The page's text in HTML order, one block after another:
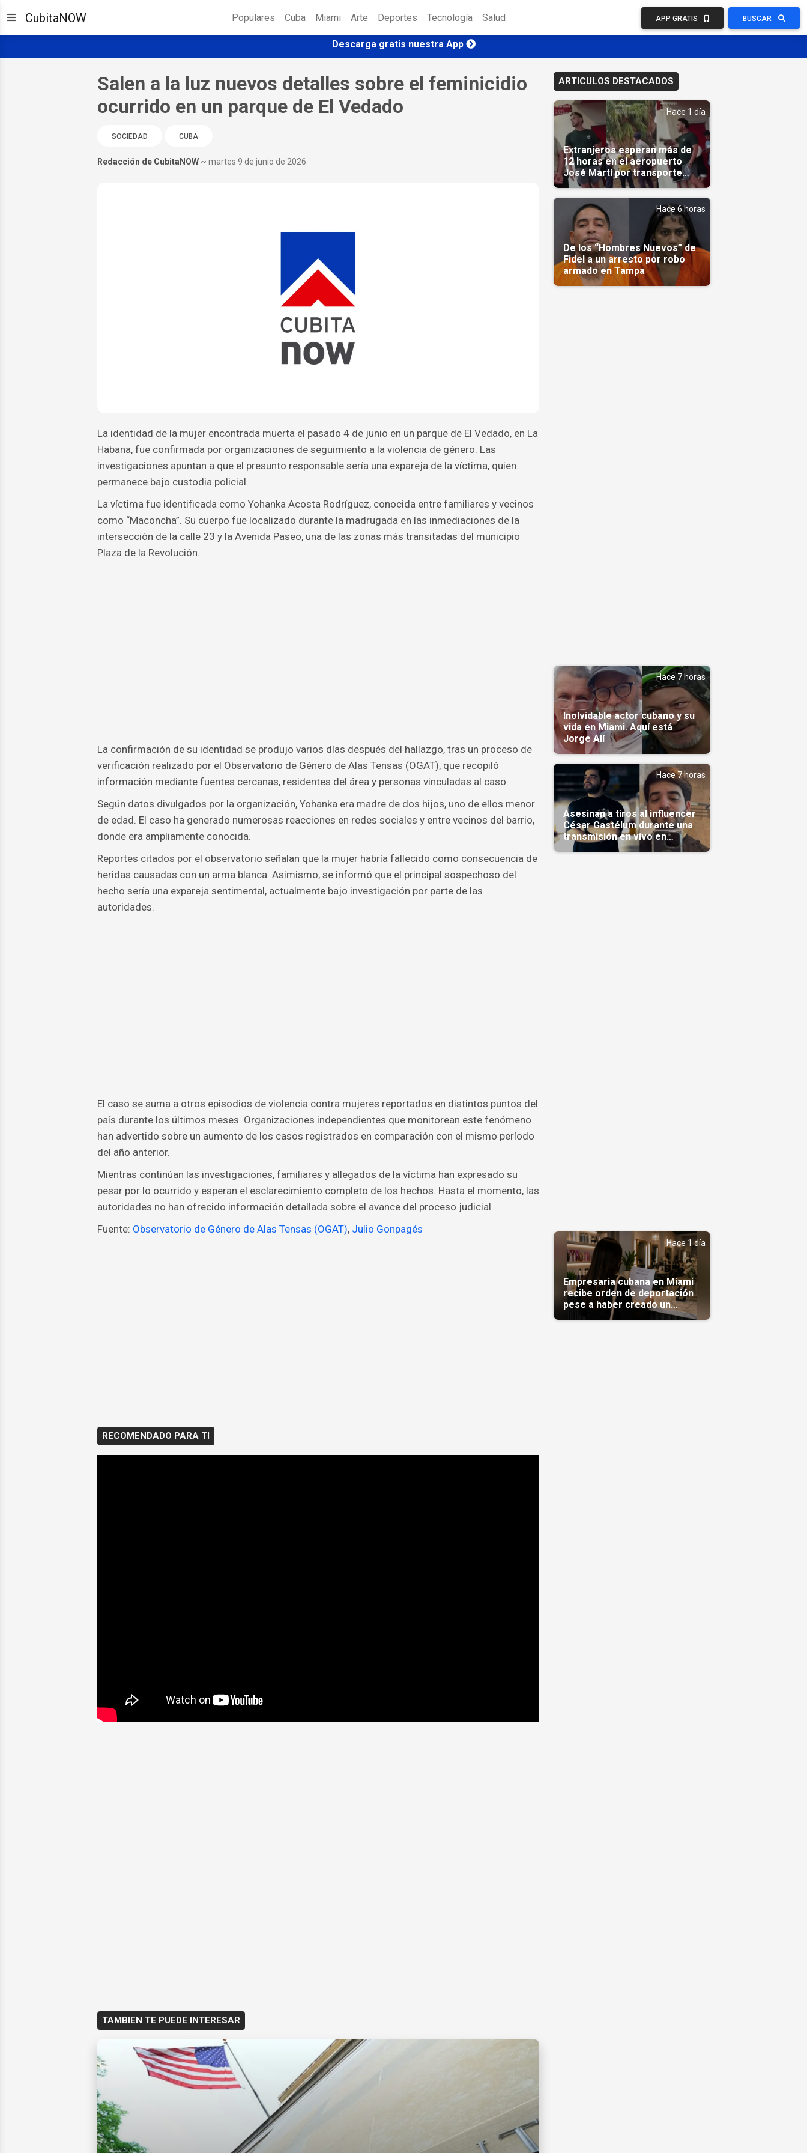
CubitaNOW Populares Cuba Miami Arte Deportes Tecnología Salud APP GRATIS BUSCAR
Descarga gratis nuestra App
Salen a la luz nuevos detalles sobre el feminicidio
ocurrido en un parque de El Vedado
SOCIEDAD CUBA
Redacción de CubitaNOW ~ martes 9 de junio de 2026
La identidad de la mujer encontrada muerta el pasado 4 de junio en un parque de El Vedado, en La
Habana, fue confirmada por organizaciones de seguimiento a la violencia de género. Las
investigaciones apuntan a que el presunto responsable sería una expareja de la víctima, quien
permanece bajo custodia policial.
La víctima fue identificada como Yohanka Acosta Rodríguez, conocida entre familiares y vecinos
como “Maconcha”. Su cuerpo fue localizado durante la madrugada en las inmediaciones de la
intersección de la calle 23 y la Avenida Paseo, una de las zonas más transitadas del municipio
Plaza de la Revolución.
La confirmación de su identidad se produjo varios días después del hallazgo, tras un proceso de
verificación realizado por el Observatorio de Género de Alas Tensas (OGAT), que recopiló
información mediante fuentes cercanas, residentes del área y personas vinculadas al caso.
Según datos divulgados por la organización, Yohanka era madre de dos hijos, uno de ellos menor
de edad. El caso ha generado numerosas reacciones en redes sociales y entre vecinos del barrio,
donde era ampliamente conocida.
Reportes citados por el observatorio señalan que la mujer habría fallecido como consecuencia de
heridas causadas con un arma blanca. Asimismo, se informó que el principal sospechoso del
hecho sería una expareja sentimental, actualmente bajo investigación por parte de las
autoridades.
El caso se suma a otros episodios de violencia contra mujeres reportados en distintos puntos del
país durante los últimos meses. Organizaciones independientes que monitorean este fenómeno
han advertido sobre un aumento de los casos registrados en comparación con el mismo período
del año anterior.
Mientras continúan las investigaciones, familiares y allegados de la víctima han expresado su
pesar por lo ocurrido y esperan el esclarecimiento completo de los hechos. Hasta el momento, las
autoridades no han ofrecido información detallada sobre el avance del proceso judicial.
Fuente: Observatorio de Género de Alas Tensas (OGAT), Julio Gonpagés
RECOMENDADO PARA TI
TAMBIEN TE PUEDE INTERESAR
ARTICULOS DESTACADOS
Hace 1 día
Extranjeros esperan más de
12 horas en el aeropuerto
José Martí por transporte
reservado semanas
antes(Video)
Hace 6 horas
De los “Hombres Nuevos” de
Fidel a un arresto por robo
armado en Tampa
Hace 7 horas
Inolvidable actor cubano y su
vida en Miami. Aquí está
Jorge Alí
Hace 7 horas
Asesinan a tiros al influencer
César Gastélum durante una
transmisión en vivo en
Sinaloa(Video)
Hace 1 día
Empresaria cubana en Miami
recibe orden de deportación
pese a haber creado un